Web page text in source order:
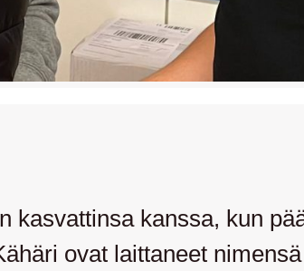
kanssa, kun
ovat laittaneet